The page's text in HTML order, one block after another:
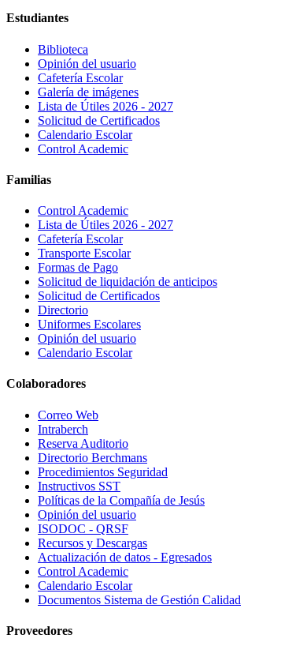
Estudiantes
Biblioteca
Opinión del usuario
Cafetería Escolar
Galería de imágenes
Lista de Útiles 2026 - 2027
Solicitud de Certificados
Calendario Escolar
Control Academic
Familias
Control Academic
Lista de Útiles 2026 - 2027
Cafetería Escolar
Transporte Escolar
Formas de Pago
Solicitud de liquidación de anticipos
Solicitud de Certificados
Directorio
Uniformes Escolares
Opinión del usuario
Calendario Escolar
Colaboradores
Correo Web
Intraberch
Reserva Auditorio
Directorio Berchmans
Procedimientos Seguridad
Instructivos SST
Políticas de la Compañía de Jesús
Opinión del usuario
ISODOC - QRSF
Recursos y Descargas
Actualización de datos - Egresados
Control Academic
Calendario Escolar
Documentos Sistema de Gestión Calidad
Proveedores